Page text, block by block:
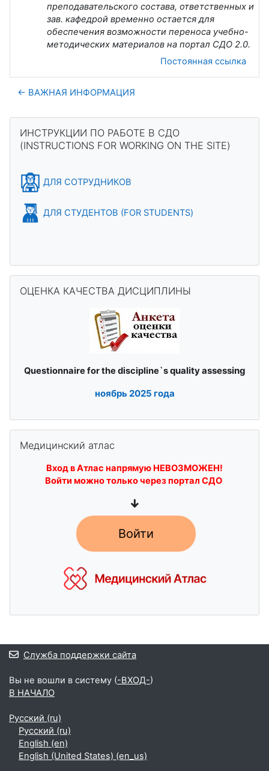
преподавательского состава, ответственных и
зав. кафедрой временно остается для
обеспечения возможности переноса учебно-
методических материалов на портал СДО 2.0.
Постоянная ссылка
← ВАЖНАЯ ИНФОРМАЦИЯ
ИНСТРУКЦИИ ПО РАБОТЕ В СДО
(INSTRUCTIONS FOR WORKING ON THE SITE)
ДЛЯ СОТРУДНИКОВ
ДЛЯ СТУДЕНТОВ (FOR STUDENTS)
ОЦЕНКА КАЧЕСТВА ДИСЦИПЛИНЫ
Questionnaire for the discipline`squality assessing
ноябрь2025 года
Медицинский атлас
Вход в Атлас напрямую НЕВОЗМОЖЕН!
Войти можно только через портал СДО
↓
Войти
Блоки
Служба поддержки сайта
Вы не вошли в систему (-ВХОД-)
В НАЧАЛО
Русский ‎(ru)‎
Русский ‎(ru)‎
English ‎(en)‎
English (United States) ‎(en_us)‎